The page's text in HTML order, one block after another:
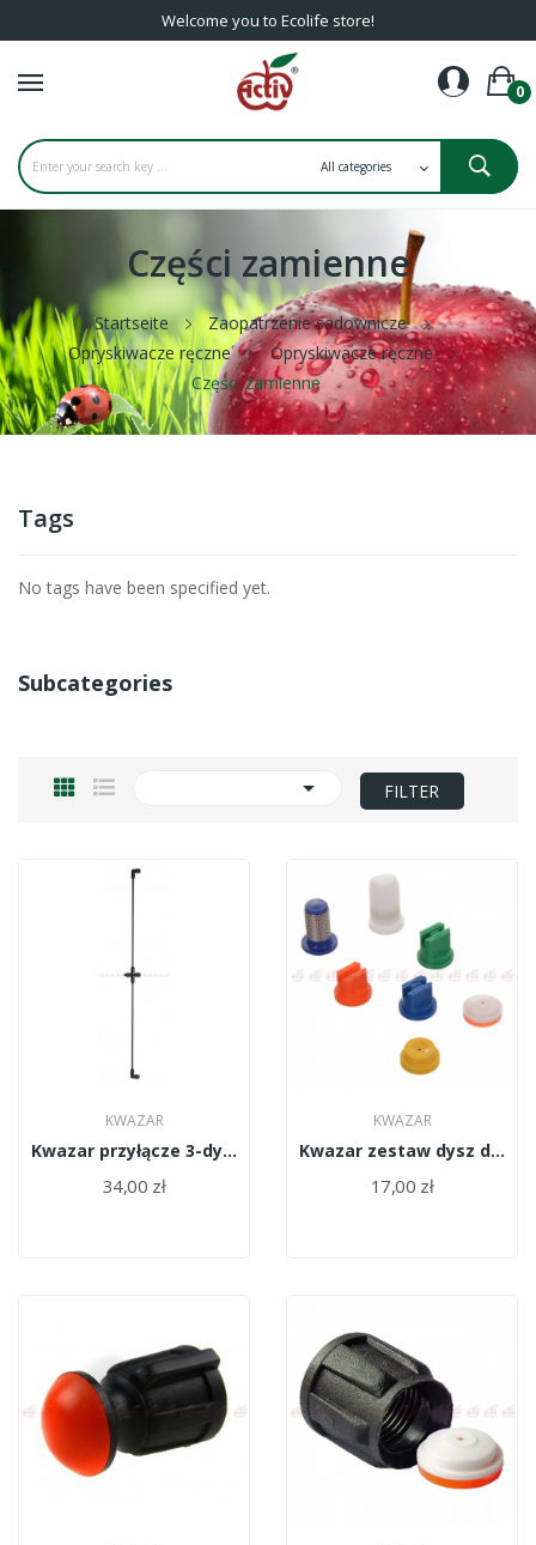
Welcome you to Ecolife store!
0
Części zamienne
Startseite
Zaopatrzenie sadownicze
Opryskiwacze ręczne
Opryskiwacze ręczne
Części zamienne
Tags
No tags have been specified yet.
Subcategories
 FILTER
KWAZAR
Kwazar przyłącze 3-dyszowe WAO.0813
34,00 zł
KWAZAR
Kwazar zestaw dysz do oriona WAO.0790
17,00 zł